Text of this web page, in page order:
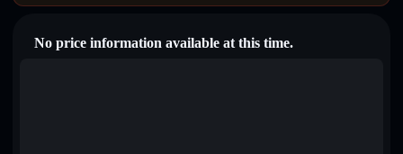
No price information available at this time.